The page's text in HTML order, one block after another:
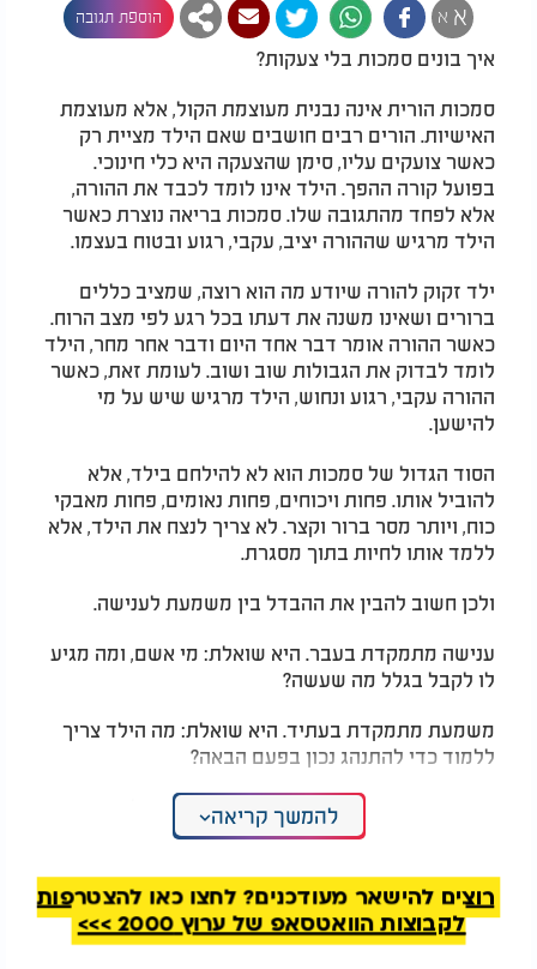
א א הוספת תגובה
איך בונים סמכות בלי צעקות?
סמכות הורית אינה נבנית מעוצמת הקול, אלא מעוצמת
האישיות. הורים רבים חושבים שאם הילד מציית רק
כאשר צועקים עליו, סימן שהצעקה היא כלי חינוכי.
בפועל קורה ההפך. הילד אינו לומד לכבד את ההורה,
אלא לפחד מהתגובה שלו. סמכות בריאה נוצרת כאשר
הילד מרגיש שההורה יציב, עקבי, רגוע ובטוח בעצמו.
ילד זקוק להורה שיודע מה הוא רוצה, שמציב כללים
ברורים ושאינו משנה את דעתו בכל רגע לפי מצב הרוח.
כאשר ההורה אומר דבר אחד היום ודבר אחר מחר, הילד
לומד לבדוק את הגבולות שוב ושוב. לעומת זאת, כאשר
ההורה עקבי, רגוע ונחוש, הילד מרגיש שיש על מי
להישען.
הסוד הגדול של סמכות הוא לא להילחם בילד, אלא
להוביל אותו. פחות ויכוחים, פחות נאומים, פחות מאבקי
כוח, ויותר מסר ברור וקצר. לא צריך לנצח את הילד, אלא
ללמד אותו לחיות בתוך מסגרת.
ולכן חשוב להבין את ההבדל בין משמעת לענישה.
ענישה מתמקדת בעבר. היא שואלת: מי אשם, ומה מגיע
לו לקבל בגלל מה שעשה?
משמעת מתמקדת בעתיד. היא שואלת: מה הילד צריך
ללמוד כדי להתנהג נכון בפעם הבאה?
ענישה פעמים רבות יוצרת כעס, בושה, השפלה או רצון
לנקום. הילד עסוק בעצמו, במסכנות שלו ובתחושת
באחריות ובתוצאות.
אם ילד שפך בכוונה צבע על הרצפה, ענישה תאמר:
להמשך קריאה
רוצים להישאר מעודכנים? לחצו כאן להצטרפות
לקבוצות הוואטסאפ של ערוץ 2000 >>>